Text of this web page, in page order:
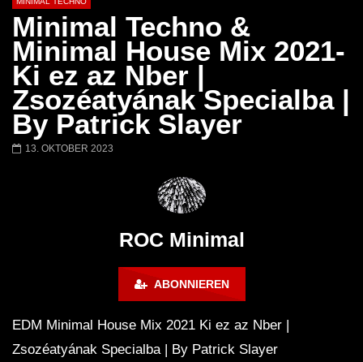
03:28
Ricardo Villalobos @ Stereo,
Montreal (June 2017)
NEW Exclusive Set
BREJCHA
Minimal Techno &
Minimal House Mix 2021-
Ki ez az Nber |
Zsozéatyának Specialba |
By Patrick Slayer
13. OKTOBER 2023
ROC Minimal
ABONNIEREN
EDM Minimal House Mix 2021 Ki ez az Nber |
Zsozéatyának Specialba | By Patrick Slayer